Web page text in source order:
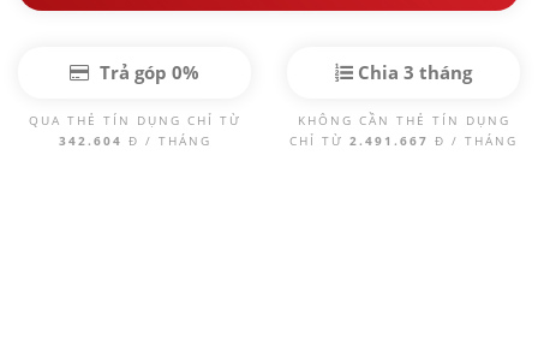
Trả góp 0%
QUA THẺ TÍN DỤNG CHỈ TỪ
342.604 Đ / THÁNG
Chia 3 tháng
KHÔNG CẦN THẺ TÍN DỤNG
CHỈ TỪ 2.491.667 Đ / THÁNG